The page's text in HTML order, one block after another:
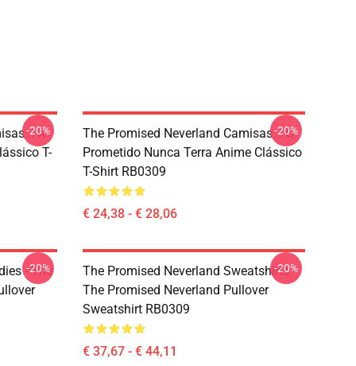
A
T-
-20%
The Promised Neverland Camisas... O
Prometido Nunca Terra Anime Clássico
T-Shirt RB0309
€ 24,38 - € 28,06
-20%
- The
-20%
The Promised Neverland Sweatshirts -
The Promised Neverland Pullover
Sweatshirt RB0309
€ 37,67 - € 44,11
-20%